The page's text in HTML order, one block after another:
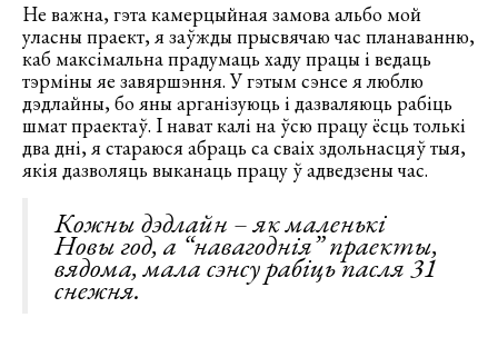
Не важна, гэта камерцыйная замова альбо мой
уласны праект, я заўжды прысвячаю час планаванню,
каб максімальна прадумаць хаду працы і ведаць
тэрміны яе завяршэння. У гэтым сэнсе я люблю
дэдлайны, бо яны арганізуюць і дазваляюць рабіць
шмат праектаў. І нават калі на ўсю працу ёсць толькі
два дні, я стараюся абраць са сваіх здольнасцяў тыя,
якія дазволяць выканаць працу ў адведзены час.
Кожны дэдлайн – як маленькі
Новы год, а “навагоднія” праекты,
вядома, мала сэнсу рабіць пасля 31
снежня.